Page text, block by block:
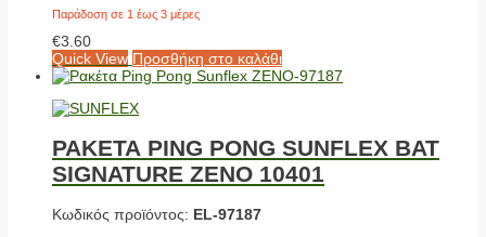
Παράδοση σε 1 έως 3 μέρες
€3.60
Quick View Προσθήκη στο καλάθι
ΡΑΚΕΤΑ PING PONG SUNFLEX BAT
SIGNATURE ZENO 10401
Κωδικός προϊόντος: EL-97187